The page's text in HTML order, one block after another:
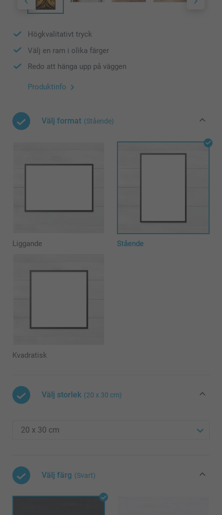
Högkvalitativt tryck
Välj en ram i olika färger
Redo att hänga upp på väggen
Produktinfo
Välj format (Stående)
Liggande Stående
Kvadratisk
Välj storlek (20 x 30 cm)
Välj färg (Svart)